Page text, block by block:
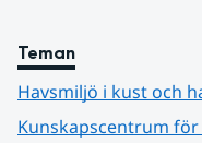
Teman
Havsmiljö i kust och
Kunskapscentrum